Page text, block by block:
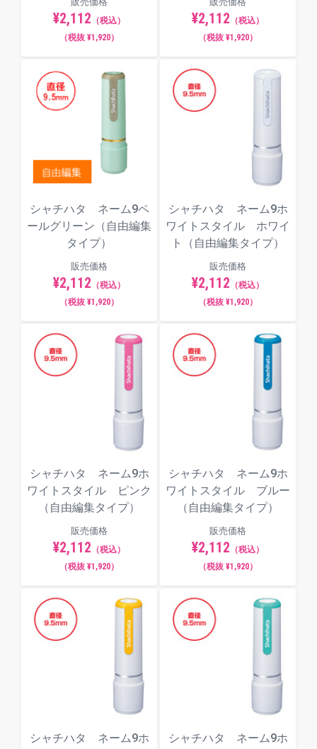
隷書体
¥2,112 （税込）
（税抜 ¥1,920）
¥2,112 （税込）
（税抜 ¥1,920）
シャチハタ ネーム9ペ
ールグリーン（自由編集
タイプ）
販売価格
¥2,112 （税込）
（税抜 ¥1,920）
シャチハタ ネーム9ホ
ワイトスタイル ホワイ
ト（自由編集タイプ）
販売価格
¥2,112 （税込）
（税抜 ¥1,920）
シャチハタ ネーム9ホ
ワイトスタイル ピンク
（自由編集タイプ）
販売価格
¥2,112 （税込）
（税抜 ¥1,920）
シャチハタ ネーム9ホ
ワイトスタイル ブルー
（自由編集タイプ）
販売価格
¥2,112 （税込）
（税抜 ¥1,920）
シャチハタ ネーム9ホ
シャチハタ ネーム9ホ